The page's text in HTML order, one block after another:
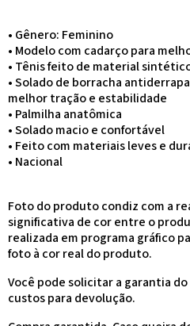
• Gênero: Feminino
• Modelo com cadarço para
• Tênis feito de material
• Solado de borracha
melhor tração e estabilidade
• Palmilha anatômica
• Solado macio e confortável
• Feito com materiais leves e
• Nacional
Foto do produto condiz com a
significativa de cor entre o
realizada em programa gráfico
foto à cor real do produto.
Você pode solicitar a garantia
custos para devolução.